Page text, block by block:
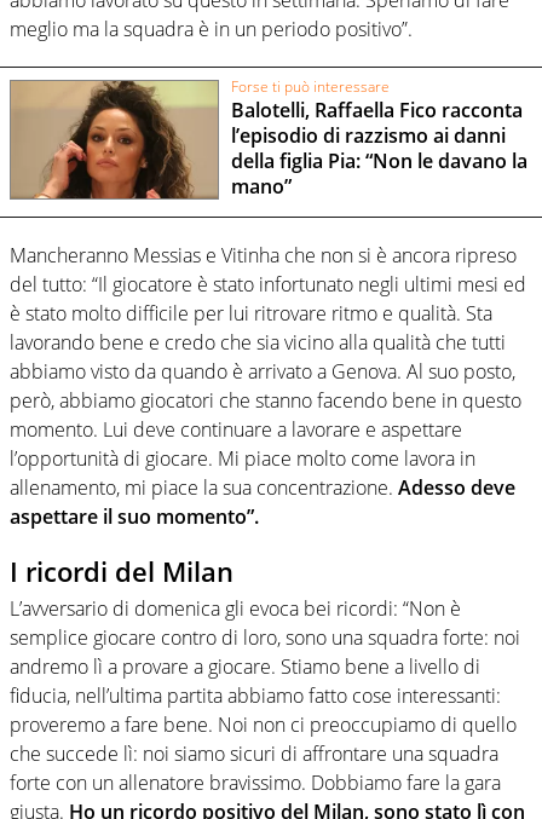
meglio ma la squadra è in un periodo positivo”.
Forse ti può interessare
Balotelli, Raffaella Fico racconta
l’episodio di razzismo ai danni
della figlia Pia: “Non le davano la
mano”
Mancheranno Messias e Vitinha che non si è ancora ripreso
del tutto: “Il giocatore è stato infortunato negli ultimi mesi ed
è stato molto difficile per lui ritrovare ritmo e qualità. Sta
lavorando bene e credo che sia vicino alla qualità che tutti
abbiamo visto da quando è arrivato a Genova. Al suo posto,
però, abbiamo giocatori che stanno facendo bene in questo
momento. Lui deve continuare a lavorare e aspettare
l’opportunità di giocare. Mi piace molto come lavora in
allenamento, mi piace la sua concentrazione. Adesso deve
aspettare il suo momento”.
I ricordi del Milan
L’avversario di domenica gli evoca bei ricordi: “Non è
semplice giocare contro di loro, sono una squadra forte: noi
andremo lì a provare a giocare. Stiamo bene a livello di
fiducia, nell’ultima partita abbiamo fatto cose interessanti:
proveremo a fare bene. Noi non ci preoccupiamo di quello
che succede lì: noi siamo sicuri di affrontare una squadra
forte con un allenatore bravissimo. Dobbiamo fare la gara
giusta. Ho un ricordo positivo del Milan, sono stato lì con